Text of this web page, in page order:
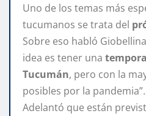
Uno de los temas más
tucumanos se trata del
Sobre eso habló
idea es tener una
Tucumán, pero con la
posibles por la pandemia”.
Adelantó que están